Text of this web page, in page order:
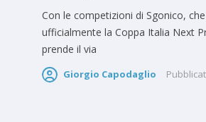
Con le competizioni di Sgonico,
ufficialmente la Coppa Italia Next
prende il via
Giorgio Capodaglio